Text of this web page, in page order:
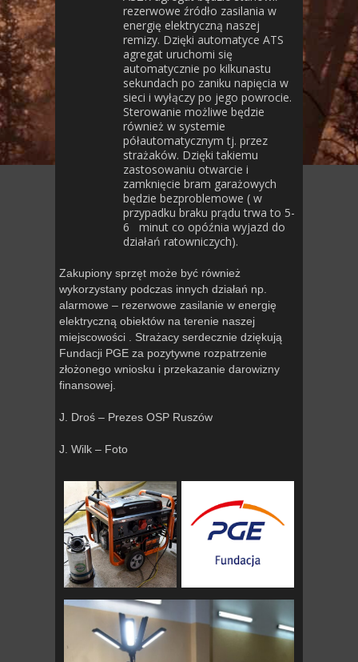
rezerwowe źródło zasilania w
energię elektryczną naszej
remizy. Dzięki automatyce ATS
agregat uruchomi się
automatycznie po kilkunastu
sekundach po zaniku napięcia w
sieci i wyłączy po jego powrocie.
Sterowanie możliwe będzie
również w systemie
półautomatycznym tj. przez
strażaków. Dzięki takiemu
zastosowaniu otwarcie i
zamknięcie bram garażowych
będzie bezproblemowe ( w
przypadku braku prądu trwa to 5-
6 minut co opóźnia wyjazd do
działań ratowniczych).
Zakupiony sprzęt może być również
wykorzystany podczas innych działań np.
alarmowe – rezerwowe zasilanie w energię
elektryczną obiektów na terenie naszej
miejscowości . Strażacy serdecznie dziękują
Fundacji PGE za pozytywne rozpatrzenie
złożonego wniosku i przekazanie darowizny
finansowej.
J. Droś – Prezes OSP Ruszów
J. Wilk – Foto